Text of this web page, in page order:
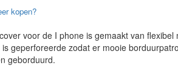
kopen?
voor de I phone is gemaakt van flexibel
geperforeerde zodat er mooie
geborduurd.